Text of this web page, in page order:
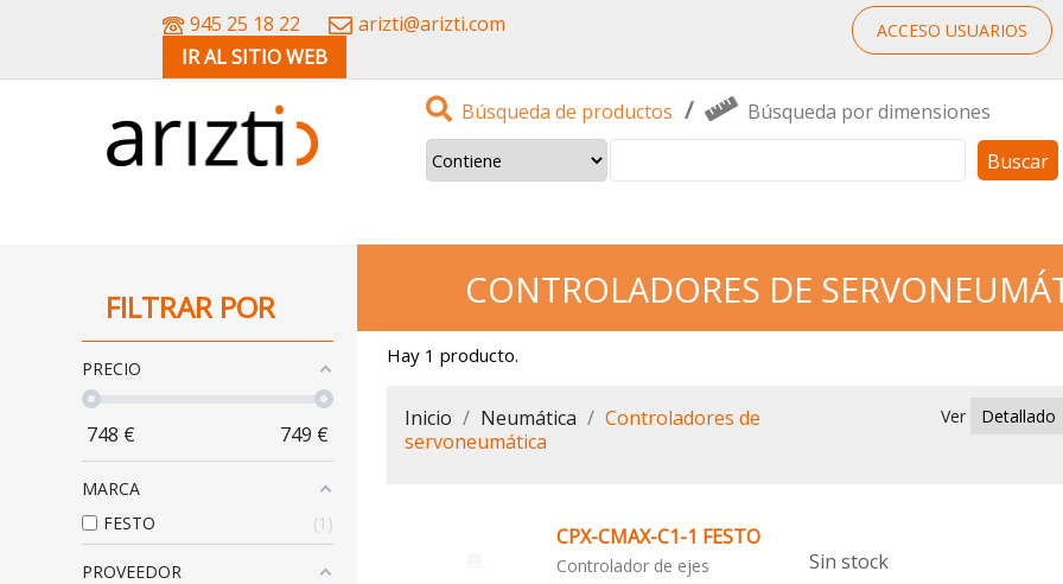
945 25 18 22
arizti@arizti.com
IR AL SITIO WEB
ACCESO USUARIOS
Búsqueda de productos /
Búsqueda por dimensiones
Buscar
FILTRAR POR
PRECIO
748 € 749 €
MARCA
FESTO
1
PROVEEDOR
CONTROLADORES DE
Hay 1 producto.
Inicio Neumática
Controladores de
servoneumática
Ver
CPX-CMAX-C1-1 FESTO
Controlador de ejes Sin stock